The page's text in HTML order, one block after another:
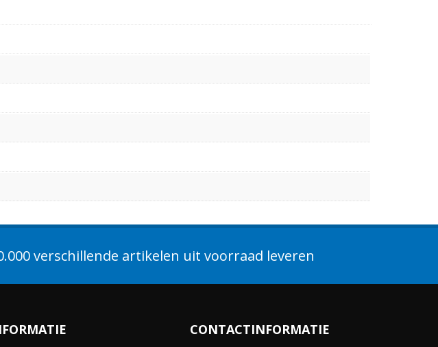
verschillende artikelen uit voorraad leveren
CONTACTINFORMATIE